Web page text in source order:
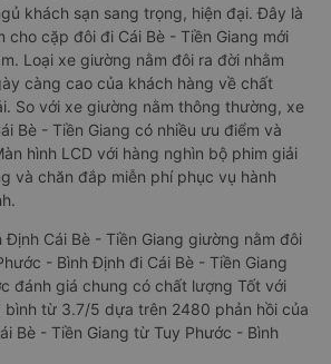
khách sạn sang trọng, hiện đại. Đây là
cho cặp đôi đi Cái Bè - Tiền Giang mới
Loại xe giường nằm đôi ra đời nhằm
càng cao của khách hàng về chất
So với xe giường nằm thông thường, xe
Bè - Tiền Giang có nhiều ưu điểm và
hình LCD với hàng nghìn bộ phim giải
và chăn đắp miễn phí phục vụ hành
Định Cái Bè - Tiền Giang giường nằm đôi
- Bình Định đi Cái Bè - Tiền Giang
đánh giá chung có chất lượng Tốt với
bình từ 3.7/5 dựa trên 2480 phản hồi của
Bè - Tiền Giang từ Tuy Phước - Bình